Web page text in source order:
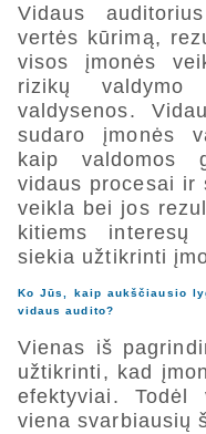
Vidaus
vertės kūrimą,
visos įmonės
rizikų
valdysenos.
sudaro įmonės
kaip valdomos
vidaus procesai ir
veikla bei jos
kitiems interesų
siekia užtikrinti
Ko Jūs, kaip aukščiausio
vidaus audito?
Vienas iš
užtikrinti, kad
efektyviai.
viena svarbiausių